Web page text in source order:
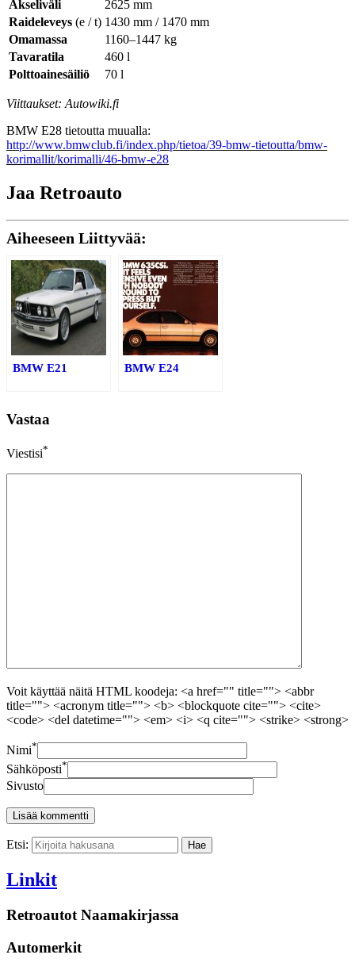
Akseliväli
2625 mm
Raideleveys (e / t) 1430 mm / 1470 mm
Omamassa
1160–1447 kg
Tavaratila
460 l
Polttoainesäiliö
70 l
Viittaukset: Autowiki.fi
BMW E28 tietoutta muualla:
http://www.bmwclub.fi/index.php/tietoa/39-bmw-tietoutta/bmw-
korimallit/korimalli/46-bmw-e28
Jaa Retroauto
Aiheeseen Liittyvää:
BMW E21 BMW E24
Vastaa
Viestisi*
Voit käyttää näitä HTML koodeja: <a href="" title=""> <abbr
title=""> <acronym title=""> <b> <blockquote cite=""> <cite>
<code> <del datetime=""> <em> <i> <q cite=""> <strike> <strong>
Nimi*
Sähköposti*
Sivusto
Etsi:
Linkit
Retroautot Naamakirjassa
Automerkit